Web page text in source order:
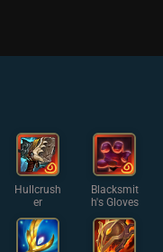
Hullcrush
er
Blacksmit
h's Gloves